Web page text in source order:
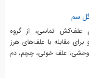
سم
علف‌کش تماسی، از گروه
مقابله با علف‌های هرز
وحشی، علف خونی، چچم، دم